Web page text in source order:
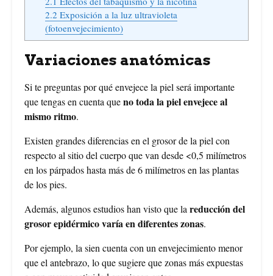
2.2 Exposición a la luz ultravioleta
(fotoenvejecimiento)
Variaciones anatómicas
Si te preguntas por qué envejece la piel será importante
que tengas en cuenta queno toda la piel envejece al
mismo ritmo.
Existen grandes diferencias en el grosor de la piel con
respecto al sitio del cuerpo que van desde <0,5 milímetros
en los párpados hasta más de 6 milímetros en las plantas
de los pies.
Además, algunos estudios han visto que la reducción del
grosor epidérmico varía en diferentes zonas.
Por ejemplo, la sien cuenta con un envejecimiento menor
que el antebrazo, lo que sugiere que zonas más expuestas